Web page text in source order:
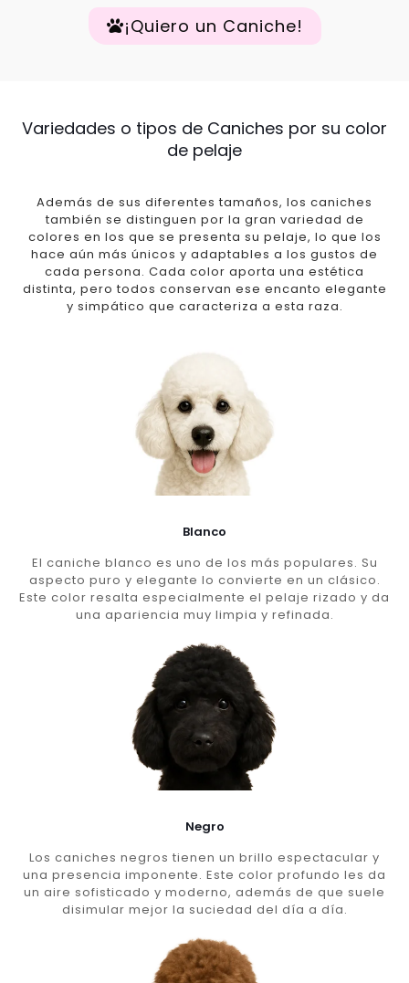
¡Quiero un Caniche!
Variedades o tipos de Caniches por su color
de pelaje
Además de sus diferentes tamaños, los caniches
también se distinguen por la gran variedad de
colores en los que se presenta su pelaje, lo que los
hace aún más únicos y adaptables a los gustos de
cada persona. Cada color aporta una estética
distinta, pero todos conservan ese encanto elegante
y simpático que caracteriza a esta raza.
Blanco
El caniche blanco es uno de los más populares. Su
aspecto puro y elegante lo convierte en un clásico.
Este color resalta especialmente el pelaje rizado y da
una apariencia muy limpia y refinada.
Negro
Los caniches negros tienen un brillo espectacular y
una presencia imponente. Este color profundo les da
un aire sofisticado y moderno, además de que suele
disimular mejor la suciedad del día a día.